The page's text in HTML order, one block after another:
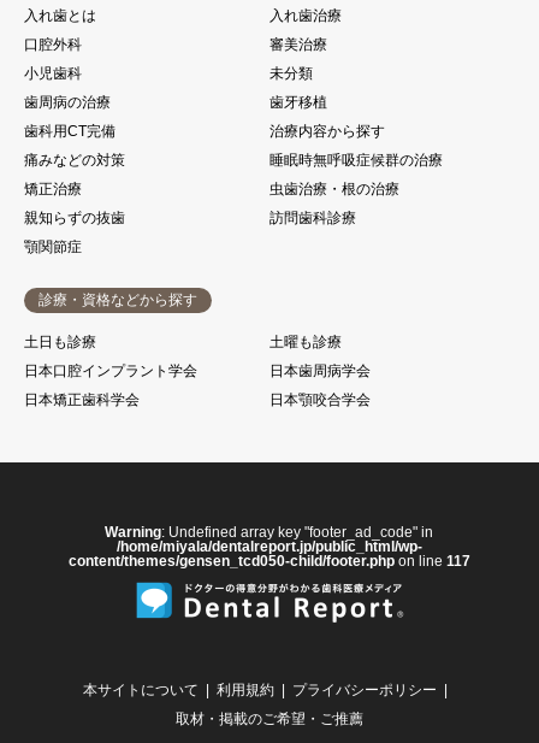
入れ歯とは
入れ歯治療
口腔外科
審美治療
小児歯科
未分類
歯周病の治療
歯牙移植
歯科用CT完備
治療内容から探す
痛みなどの対策
睡眠時無呼吸症候群の治療
矯正治療
虫歯治療・根の治療
親知らずの抜歯
訪問歯科診療
顎関節症
診療・資格などから探す
土日も診療
土曜も診療
日本口腔インプラント学会
日本歯周病学会
日本矯正歯科学会
日本顎咬合学会
Warning: Undefined array key "footer_ad_code" in
/home/miyala/dentalreport.jp/public_html/wp-
content/themes/gensen_tcd050-child/footer.php on line 117
本サイトについて 利用規約
プライバシーポリシー
取材・掲載のご希望・ご推薦